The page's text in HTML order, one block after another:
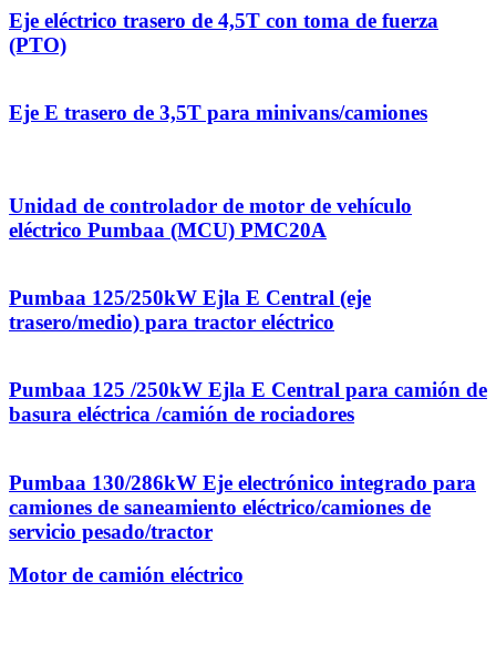
Eje eléctrico trasero de 4,5T con toma de fuerza
(PTO)
Eje E trasero de 3,5T para minivans/camiones
Unidad de controlador de motor de vehículo
eléctrico Pumbaa (MCU) PMC20A
Pumbaa 125/250kW Ejla E Central (eje
trasero/medio) para tractor eléctrico
Pumbaa 125 /250kW Ejla E Central para camión de
basura eléctrica /camión de rociadores
Pumbaa 130/286kW Eje electrónico integrado para
camiones de saneamiento eléctrico/camiones de
servicio pesado/tractor
Motor de camión eléctrico